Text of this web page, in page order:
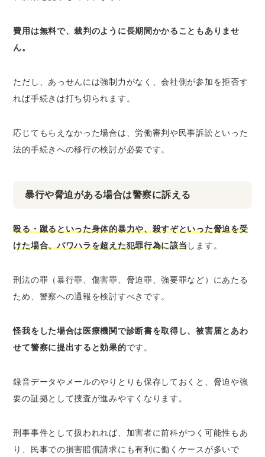
費用は無料で、裁判のように長期間かかることもありませ
ん。
ただし、あっせんには強制力がなく、会社側が参加を拒否す
れば手続きは打ち切られます。
応じてもらえなかった場合は、労働審判や民事訴訟といった
法的手続きへの移行の検討が必要です。
暴行や脅迫がある場合は警察に訴える
殴る・蹴るといった身体的暴力や、殺すぞといった脅迫を受
けた場合、パワハラを超えた犯罪行為に該当します。
刑法の罪（暴行罪、傷害罪、脅迫罪、強要罪など）にあたる
ため、警察への通報を検討すべきです。
怪我をした場合は医療機関で診断書を取得し、被害届とあわ
せて警察に提出すると効果的です。
録音データやメールのやりとりも保存しておくと、脅迫や強
要の証拠として捜査が進みやすくなります。
刑事事件として扱われれば、加害者に前科がつく可能性もあ
り、民事での損害賠償請求にも有利に働くケースが多いで